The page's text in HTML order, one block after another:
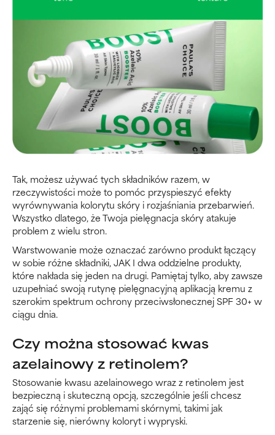
Tak, możesz używać tych składników razem, w
rzeczywistości może to pomóc przyspieszyć efekty
wyrównywania kolorytu skóry i rozjaśniania przebarwień.
Wszystko dlatego, że Twoja pielęgnacja skóry atakuje
problem z wielu stron.
Warstwowanie może oznaczać zarówno produkt łączący
w sobie różne składniki, JAK I dwa oddzielne produkty,
które nakłada się jeden na drugi. Pamiętaj tylko, aby zawsze
uzupełniać swoją rutynę pielęgnacyjną aplikacją kremu z
szerokim spektrum ochrony przeciwsłonecznej SPF 30+ w
ciągu dnia.
Czy można stosować kwas
azelainowy z retinolem?
Stosowanie kwasu azelainowego wraz z retinolem jest
bezpieczną i skuteczną opcją, szczególnie jeśli chcesz
zająć się różnymi problemami skórnymi, takimi jak
starzenie się, nierówny koloryt i wypryski.